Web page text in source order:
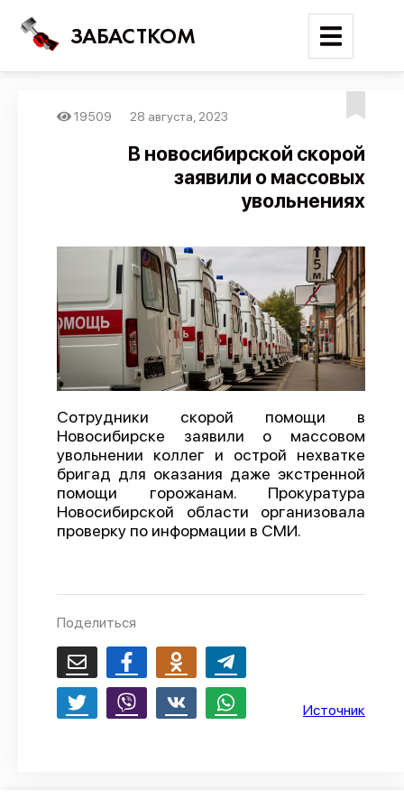
ЗАБАСТКОМ
Поиск
Карта событий
Трудовые конфликты
Отчеты
Предложить публикацию
Справочник
О проекте
Политика конфиденциальности
19509 28 августа, 2023
В новосибирской скорой
заявили о массовых
увольнениях
Сотрудники скорой помощи в
Новосибирске заявили о массовом
увольнении коллег и острой нехватке
бригад для оказания даже экстренной
помощи горожанам. Прокуратура
Новосибирской области организовала
проверку по информации в СМИ.
Поделиться
Источник